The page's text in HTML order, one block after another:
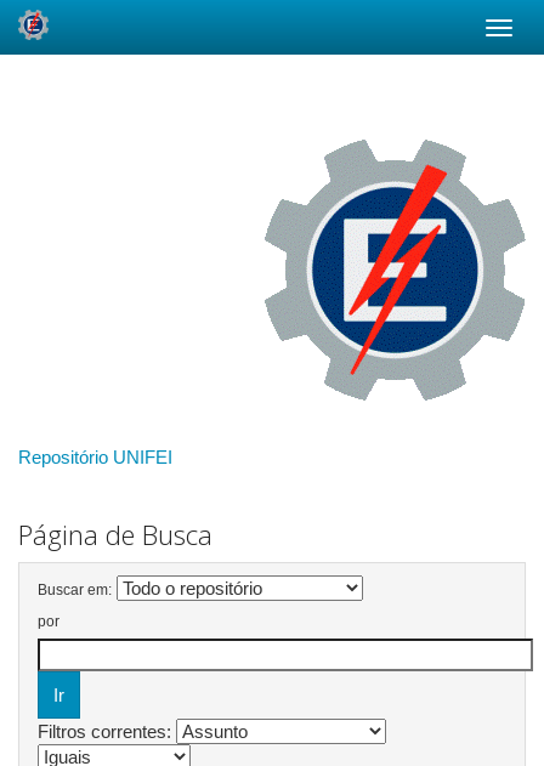
Repositório UNIFEI
Página de Busca
Buscar em:
por
Filtros correntes: